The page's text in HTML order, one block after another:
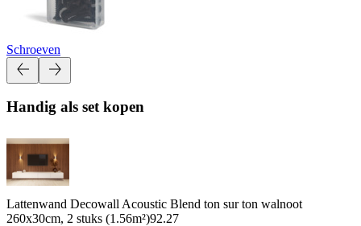
Schroeven
Handig als set kopen
Lattenwand Decowall Acoustic Blend ton sur ton walnoot
260x30cm, 2 stuks (1.56m²)92.27